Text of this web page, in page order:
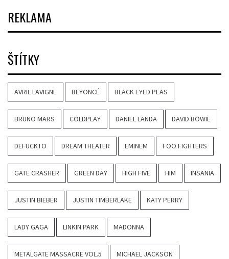
REKLAMA
ŠTÍTKY
AVRIL LAVIGNE BEYONCÉ BLACK EYED PEAS
BRUNO MARS COLDPLAY DANIEL LANDA DAVID BOWIE
DEFUCKTO DREAM THEATER EMINEM FOO FIGHTERS
GATE CRASHER GREEN DAY HIGH FIVE HIM INSANIA
JUSTIN BIEBER JUSTIN TIMBERLAKE KATY PERRY
LADY GAGA LINKIN PARK MADONNA
METALGATE MASSACRE VOL.5 MICHAEL JACKSON